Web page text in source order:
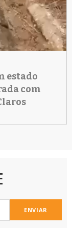
estado
com
ENVIAR